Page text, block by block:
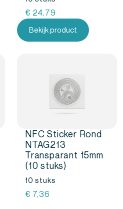
€ 24,79
Bekijk product
NFC Sticker Rond
NTAG213
Transparant 15mm
(10 stuks)
10 stuks
€ 7,36